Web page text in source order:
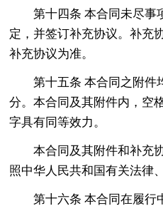
第十四条 本合同未尽事
定，并签订补充协议。补充
补充协议为准。
第十五条 本合同之附件
分。本合同及其附件内，空
字具有同等效力。
本合同及其附件和补充
照中华人民共和国有关法律
第十六条 本合同在履行